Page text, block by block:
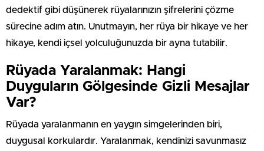
dedektif gibi düşünerek rüyalarınızın şifrelerini çözme
sürecine adım atın. Unutmayın, her rüya bir hikaye ve her
hikaye, kendi içsel yolculuğunuzda bir ayna tutabilir.
Rüyada Yaralanmak: Hangi
Duyguların Gölgesinde Gizli Mesajlar
Var?
Rüyada yaralanmanın en yaygın simgelerinden biri,
duygusal korkulardır. Yaralanmak, kendinizi savunmasız